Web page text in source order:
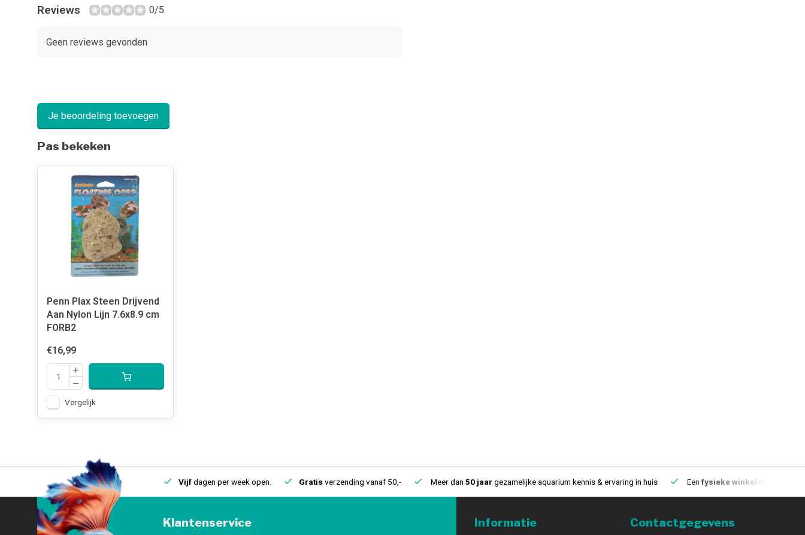
Reviews 0/5
Geen reviews gevonden
Je beoordeling toevoegen
Pas bekeken
Penn Plax Steen Drijvend
Aan Nylon Lijn 7.6x8.9 cm
FORB2
€16,99
Vergelijk
Eenfysieke winkelin IJmuiden Vijfdagen per week open. Gratis verzending vanaf 50,- Meer dan 50 jaar gezamelijke aquarium kennis & ervaring in huis Een fysieke winkel
Klantenservice Informatie Contactgegevens